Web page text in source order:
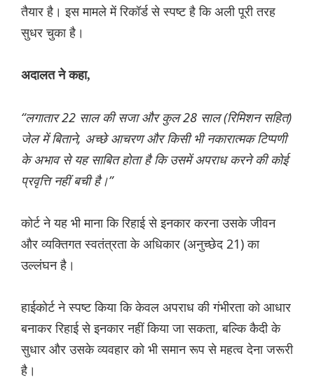
तैयार है। इस मामले में रिकॉर्ड से स्पष्ट है कि अली पूरी तरह
सुधर चुका है।
अदालत ने कहा,
“लगातार 22 साल की सजा और कुल 28 साल (रिमिशन सहित)
जेल में बिताने, अच्छे आचरण और किसी भी नकारात्मक टिप्पणी
के अभाव से यह साबित होता है कि उसमें अपराध करने की कोई
प्रवृत्ति नहीं बची है।”
कोर्ट ने यह भी माना कि रिहाई से इनकार करना उसके जीवन
और व्यक्तिगत स्वतंत्रता के अधिकार (अनुच्छेद 21) का
उल्लंघन है।
हाईकोर्ट ने स्पष्ट किया कि केवल अपराध की गंभीरता को आधार
बनाकर रिहाई से इनकार नहीं किया जा सकता, बल्कि कैदी के
सुधार और उसके व्यवहार को भी समान रूप से महत्व देना जरूरी
है।